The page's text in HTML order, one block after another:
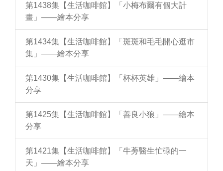
第1438集【生活咖啡館】「小梅布爾有個大計
畫」——繪本分享
第1434集【生活咖啡館】「斑斑和毛毛開心逛市
集」——繪本分享
第1430集【生活咖啡館】「杯杯英雄」——繪本
分享
第1425集【生活咖啡館】「善良小狼」——繪本
分享
第1421集【生活咖啡館】「牛蒡醫生忙碌的一
天」——繪本分享